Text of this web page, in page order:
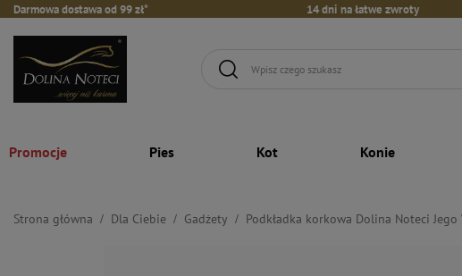
Darmowa dostawa od 99 zł* 14 dni na łatwe zwroty
Promocje Pies Kot Konie
Strona główna Dla Ciebie Gadżety Podkładka korkowa Dolina Noteci Jego